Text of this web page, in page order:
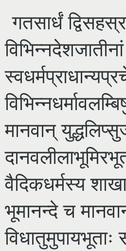
गतसार्धं
मानवान्
वैदिकधर्मस्य
भूमानन्दे च